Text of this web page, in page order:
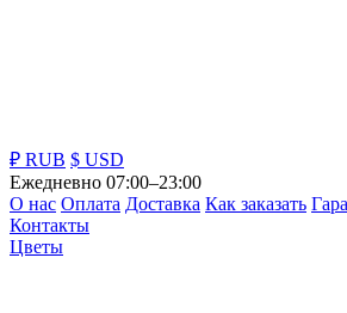
₽ RUB $ USD
Ежедневно 07:00–23:00
О нас Оплата Доставка Как заказать
Контакты
Цветы